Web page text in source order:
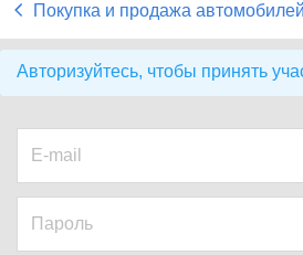
Покупка и продажа автомобилей
Авторизуйтесь, чтобы принять